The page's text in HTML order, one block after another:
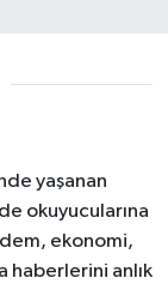
yaşanan
okuyucularına
ekonomi,
haberlerini anlık